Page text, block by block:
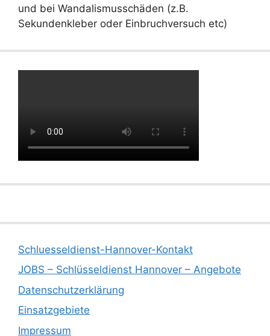
und bei Wandalismusschäden (z.B.
Sekundenkleber oder Einbruchversuch etc)
Schluesseldienst-Hannover-Kontakt
JOBS – Schlüsseldienst Hannover – Angebote
Datenschutzerklärung
Einsatzgebiete
Impressum